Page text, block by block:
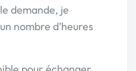
demande, je
nombre d’heures